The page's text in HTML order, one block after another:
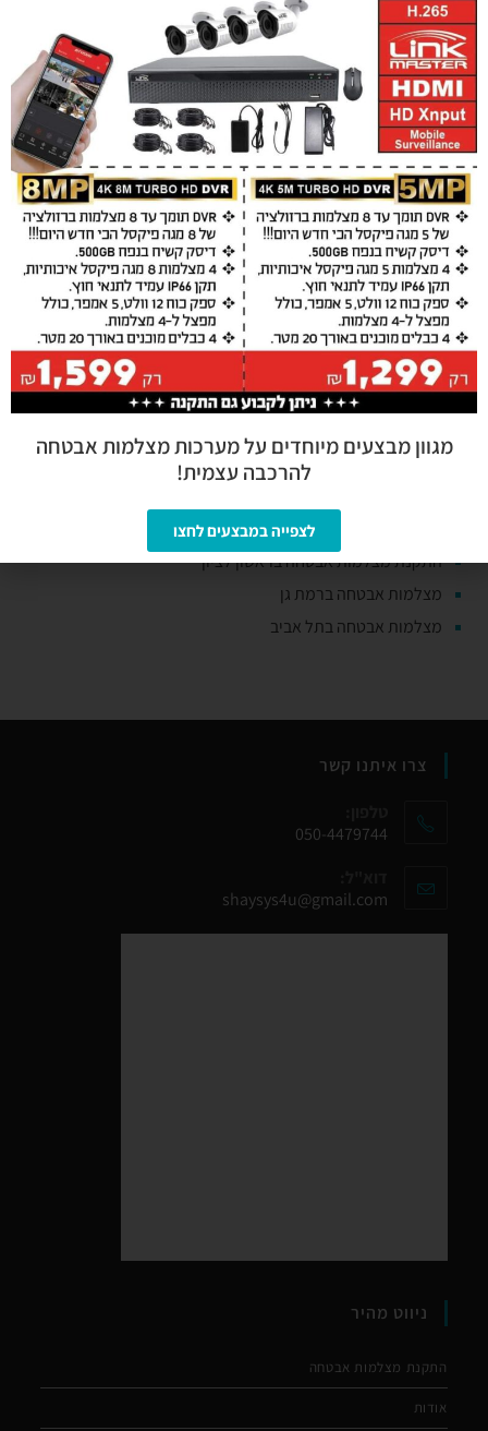
אני מאשר שקראתי והסכמתי לתקנון הפרטיות
שליחה
השירותים שלנו
מצלמות אבטחה באור יהודה
מצלמות אבטחה בבני ברק
מצלמות אבטחה בבת ים
מצלמות אבטחה בגבעת שמואל
מצלמות אבטחה בגבעתיים
מצלמות אבטחה בחולון
מצלמות אבטחה בסביון
מצלמות אבטחה בקריית אונו
התקנת מצלמות אבטחה בראשון לציון
מצלמות אבטחה ברמת גן
מצלמות אבטחה בתל אביב
צרו איתנו קשר
050-4479744
shaysys4u@gmail.com
ניווט מהיר
התקנת מצלמות אבטחה
אודות
מגוון מבצעים מיוחדים על מערכות מצלמות אבטחה
להרכבה עצמית!
לצפייה במבצעים לחצו